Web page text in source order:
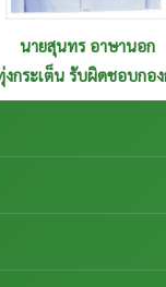
นายสุนทร อาษานอก
กระเต็น รับผิดชอบกอง